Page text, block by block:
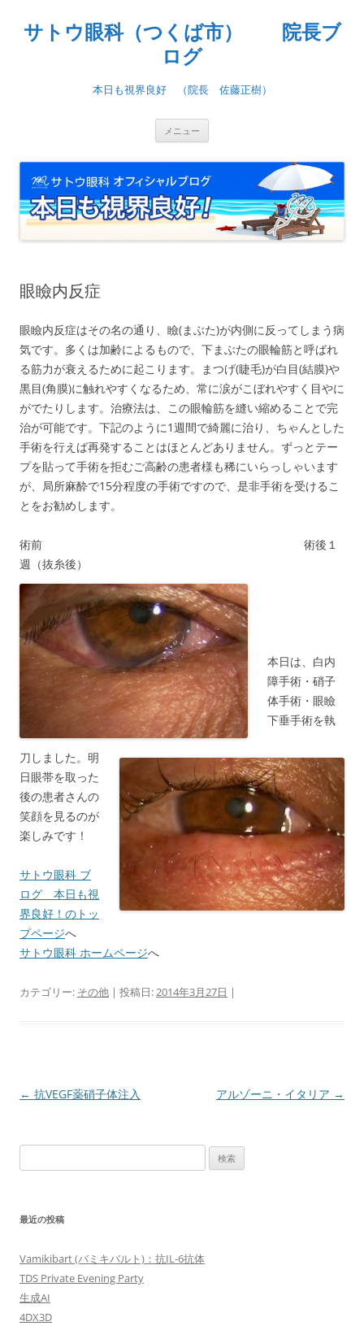
テ
ン
サトウ眼科（つくば市） 院長ブ
ログ
本日も視界良好 （院長 佐藤正樹）
メニュー
眼瞼内反症
眼瞼内反症はその名の通り、瞼(まぶた)が内側に反ってしまう病
気です。多くは加齢によるもので、下まぶたの眼輪筋と呼ばれ
る筋力が衰えるために起こります。まつげ(睫毛)が白目(結膜)や
黒目(角膜)に触れやすくなるため、常に涙がこぼれやすく目やに
がでたりします。治療法は、この眼輪筋を縫い縮めることで完
治が可能です。下記のように1週間で綺麗に治り、ちゃんとした
手術を行えば再発することはほとんどありません。ずっとテー
プを貼って手術を拒むご高齢の患者様も稀にいらっしゃいます
が、局所麻酔で15分程度の手術ですので、是非手術を受けるこ
とをお勧めします。
術前 術後１
週（抜糸後）
本日は、白内
障手術・硝子
体手術・眼瞼
下垂手術を執
刀しました。明
日眼帯を取った
後の患者さんの
笑顔を見るのが
楽しみです！
サトウ眼科 ブ
ログ 本日も視
界良好！のトッ
プページへ
サトウ眼科 ホームページへ
カテゴリー: その他 | 投稿日:2014年3月27日 |
投
ョ
ン
← 抗VEGF薬硝子体注入 アルゾーニ・イタリア →
索:
最近の投稿
Vamikibart (バミキバルト)：抗IL-6抗体
TDS Private Evening Party
生成AI
4DX3D